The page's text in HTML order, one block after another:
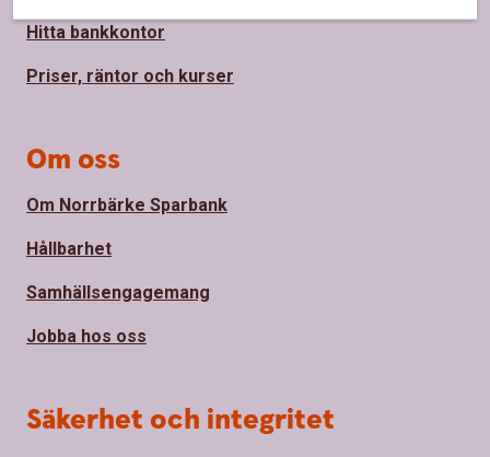
Hitta bankkontor
Priser, räntor och kurser
Om oss
Om Norrbärke Sparbank
Hållbarhet
Samhällsengagemang
Jobba hos oss
Säkerhet och integritet